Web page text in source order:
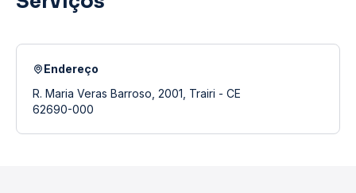
Endereço
R. Maria Veras Barroso, 2001, Trairi - CE
62690-000